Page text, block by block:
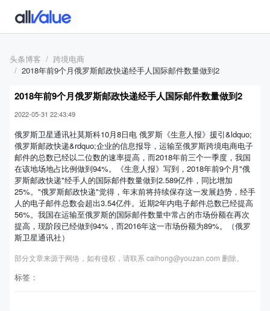
头条博客
跨境电商
2018年前9个月俄罗斯邮政快递经手人国际邮件数量做到2
2018年前9个月俄罗斯邮政快递经手人国际邮件数量做到2
2022-05-31 22:43:49
俄罗斯卫星通讯社莫斯科10月8日电 俄罗斯《生意人报》援引&ldquo;
俄罗斯邮政快递&rdquo;企业的信息报导，运输至俄罗斯跨境电商电子
邮件的总数已经以二位数的速率提高，而2018年前三个一季度，我国
在该地场地占比例做到94%。《生意人报》写到，2018年前9个月"俄
罗斯邮政快递"经手人的国际邮件数量做到2.589亿件，同比增加
25%。"俄罗斯邮政快递"觉得，年末前将持续保存这一发展趋势，经手
人的电子邮件总数会超出3.54亿件。近期2年内电子邮件总数已经提高
56%。我国在运输至俄罗斯的国际邮件数量中常占的市场份额在再次
提高，现阶段已经做到94%，而2016年这一市场份额为89%。（俄罗
斯卫星通讯社）
部分文章来源于网络，如有侵权，请联系 caihong@youzan.com 删除。
标签：